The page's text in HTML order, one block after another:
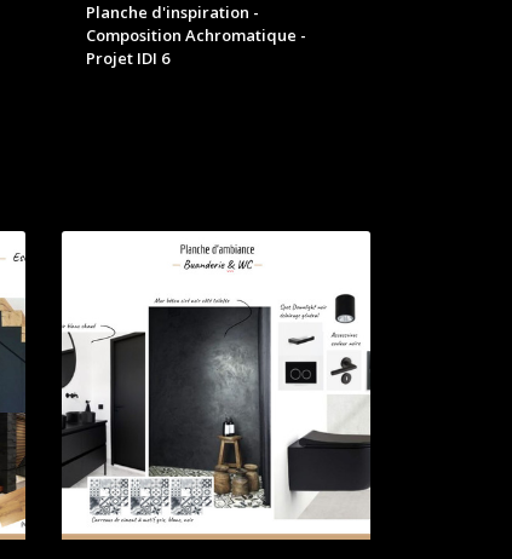
Planche d'inspiration -
Composition Achromatique -
Projet IDI 6